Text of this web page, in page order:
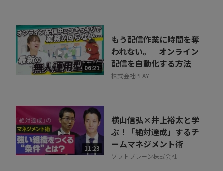
06:21
もう配信作業に時間を奪
われない。 オンライン
配信を自動化する方法
株式会社PLAY
11:23
横山信弘×井上裕太と学
ぶ！「絶対達成」するチ
ームマネジメント術
ソフトブレーン株式会社